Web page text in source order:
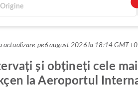
actualizare pe6 august 2026 la 18:14 GMT+0
și obțineți cele
la Aeroportul